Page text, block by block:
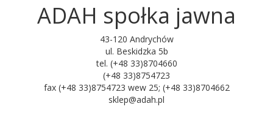
ADAH społka jawna
43-120 Andrychów
ul. Beskidzka 5b
tel. (+48 33)8704660
(+48 33)8754723
fax (+48 33)8754723 wew 25; (+48 33)8704662
sklep@adah.pl